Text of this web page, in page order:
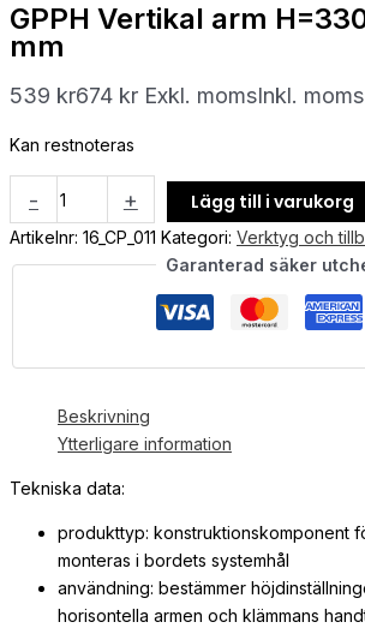
GPPH Vertikal arm
mm
539 kr674 kr Exkl. momsInkl. moms
Kan restnoteras
- + Lägg till i varukorg
Artikelnr: 16_CP_011 Kategori: Verktyg och
Garanterad säker
Beskrivning
Ytterligare information
Tekniska data:
produkttyp: konstruktionskomponent
monteras i bordets systemhål
användning: bestämmer
horisontella armen och klämmans